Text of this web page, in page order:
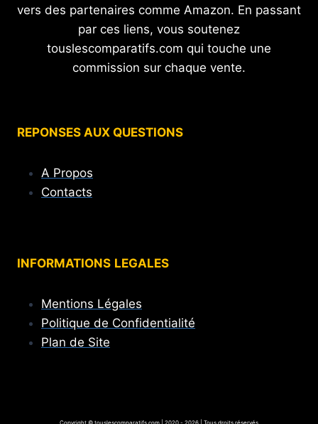
vers des partenaires comme Amazon. En passant
par ces liens, vous soutenez
touslescomparatifs.com qui touche une
commission sur chaque vente.
REPONSES AUX QUESTIONS
A Propos
Contacts
INFORMATIONS LEGALES
Mentions Légales
Politique de Confidentialité
Plan de Site
Copyright © touslescomparatifs.com | 2020 - 2026 | Tous droits réservés